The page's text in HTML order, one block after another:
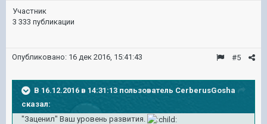
Участник
3 333 публикации
#5
Опубликовано: 16 дек 2016, 15:41:43
В 16.12.2016 в 14:31:13 пользователь CerberusGosha
сказал:
"Заценил" Ваш уровень развития.